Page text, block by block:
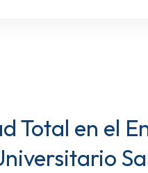
Total en el